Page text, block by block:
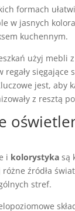
formach
w jasnych
kuchennym.
użyj mebli
regały
jest, aby
z resztą
i kolorystyka są
źródła
stref.